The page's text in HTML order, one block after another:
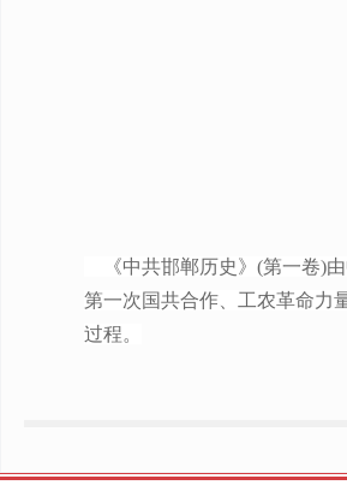
《中共邯郸历史》(第一卷)由
第一次国共合作、工农革命力
过程。